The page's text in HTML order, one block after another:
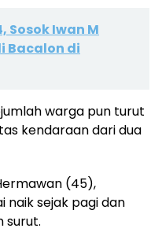
Sosok Iwan M
Bacalon di
warga pun turut
kendaraan dari dua
(45),
naik sejak pagi dan
surut.